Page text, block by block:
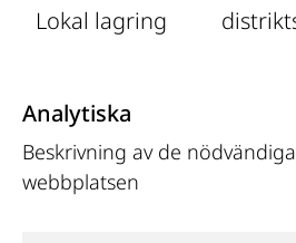
Lokal lagring
Analytiska
Beskrivning av de
webbplatsen